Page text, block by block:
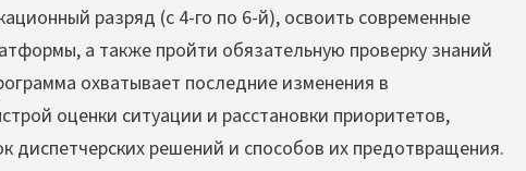
разряд (с 4-го по 6-й), освоить современные
а также пройти обязательную проверку знаний
охватывает последние изменения в
оценки ситуации и расстановки приоритетов,
диспетчерских решений и способов их предотвращения.